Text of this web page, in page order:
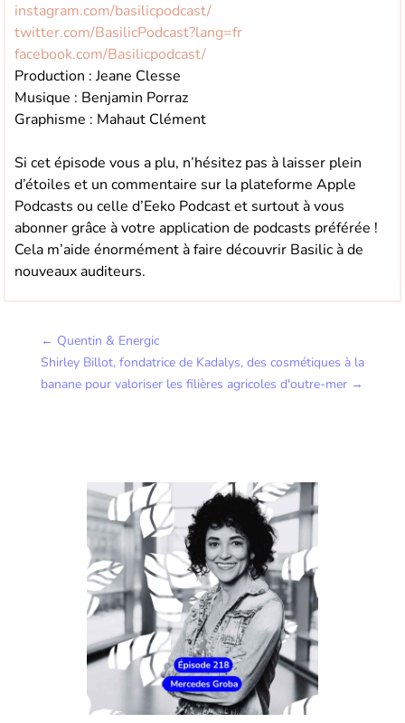
instagram.com/basilicpodcast/
twitter.com/BasilicPodcast?lang=fr
facebook.com/Basilicpodcast/
Production : Jeane Clesse
Musique : Benjamin Porraz
Graphisme : Mahaut Clément
Si cet épisode vous a plu, n’hésitez pas à laisser plein
d’étoiles et un commentaire sur la plateforme Apple
Podcasts ou celle d’Eeko Podcast et surtout à vous
abonner grâce à votre application de podcasts préférée !
Cela m’aide énormément à faire découvrir Basilic à de
nouveaux auditeurs.
← Quentin & Energic
Shirley Billot, fondatrice de Kadalys, des cosmétiques à la
banane pour valoriser les filières agricoles d'outre-mer→